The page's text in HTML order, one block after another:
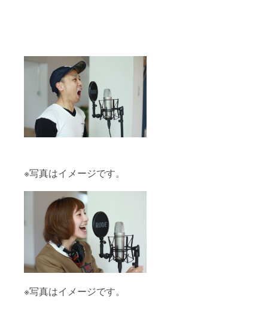
※写真はイメージです。
※写真はイメージです。